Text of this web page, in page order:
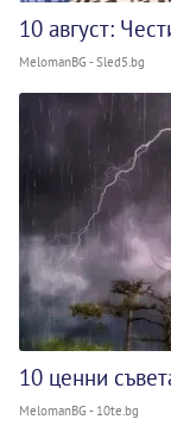
10 август:
MelomanBG - Sled5.bg
10 ценни
MelomanBG - 10te.bg